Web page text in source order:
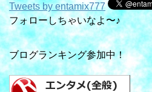
Tweets by entamix777
フォローしちゃいなよ〜♪
ブログランキング参加中！